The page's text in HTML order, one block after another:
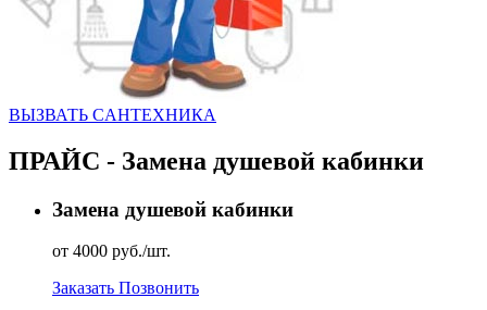
ВЫЗВАТЬ CАНТЕХНИКА
ПРАЙС - Замена душевой кабинки
Замена душевой кабинки
от 4000 руб./шт.
Заказать Позвонить